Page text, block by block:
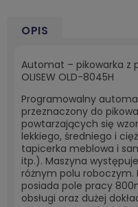
OPIS
Automat – pikowarka z
OLISEW OLD-8045H
Programowalny
przeznaczony do
powtarzających się
lekkiego, średniego i
tapicerka meblowa i
itp.). Maszyna
różnym polu roboczym.
posiada pole pracy
obsługi oraz dużej